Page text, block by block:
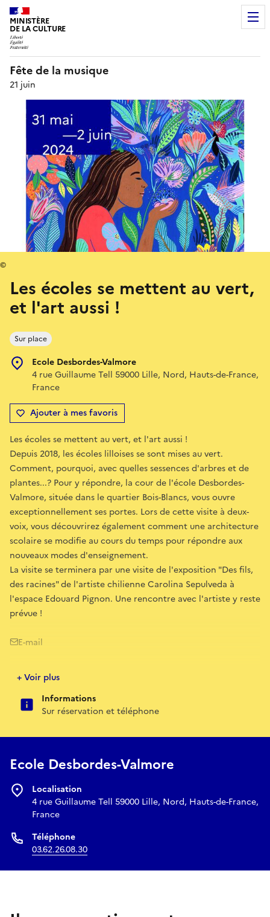
MINISTÈRE
DE LA CULTURE
Fête de la musique
21 juin
Les écoles se mettent au vert,
et l'art aussi !
Sur place
Ecole Desbordes-Valmore
4 rue Guillaume Tell 59000 Lille, Nord, Hauts-de-France,
France
Ajouter à mes favoris
©
Les écoles se mettent au vert, et l'art aussi !
Depuis 2018, les écoles lilloises se sont mises au vert.
Comment, pourquoi, avec quelles sessences d'arbres et de
plantes...? Pour y répondre, la cour de l'école Desbordes-
Valmore, située dans le quartier Bois-Blancs, vous ouvre
exceptionnellement ses portes. Lors de cette visite à deux-
voix, vous découvrirez également comment une architecture
scolaire se modifie au cours du temps pour répondre aux
nouveaux modes d'enseignement.
La visite se terminera par une visite de l'exposition "Des fils,
des racines" de l'artiste chilienne Carolina Sepulveda à
l'espace Edouard Pignon. Une rencontre avec l'artiste y reste
prévue !
E-mail
patrimoines@mairie-lille.fr
+ Voir plus
Informations
Sur réservation et téléphone
Ecole Desbordes-Valmore
Localisation
4 rue Guillaume Tell 59000 Lille, Nord, Hauts-de-France,
France
Téléphone
03.62.26.08.30